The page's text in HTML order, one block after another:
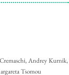
Andrey Kurnik,
Tsomou